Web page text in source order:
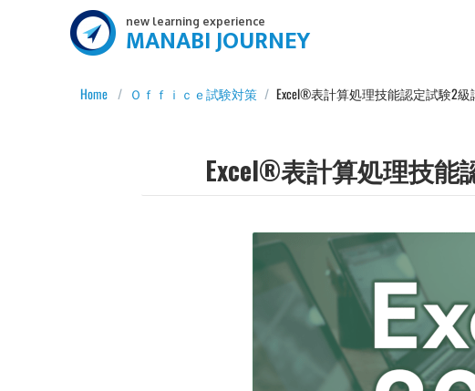
new learning experience
MANABI JOURNEY
Home / Ｏｆｆｉｃｅ試験対策 / Excel®表計算処理技能認定試験2級
Excel®表計算処理技能